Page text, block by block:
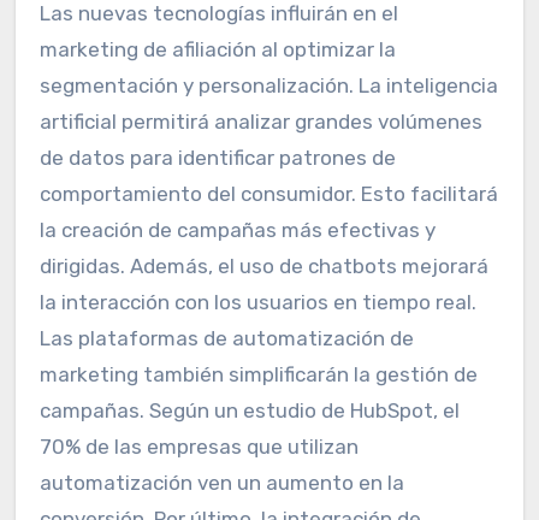
Las nuevas tecnologías influirán en el
marketing de afiliación al optimizar la
segmentación y personalización. La inteligencia
artificial permitirá analizar grandes volúmenes
de datos para identificar patrones de
comportamiento del consumidor. Esto facilitará
la creación de campañas más efectivas y
dirigidas. Además, el uso de chatbots mejorará
la interacción con los usuarios en tiempo real.
Las plataformas de automatización de
marketing también simplificarán la gestión de
campañas. Según un estudio de HubSpot, el
70% de las empresas que utilizan
automatización ven un aumento en la